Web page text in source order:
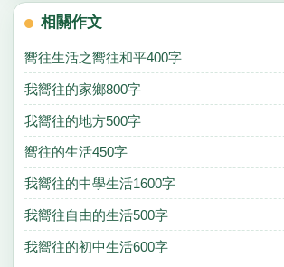
相關作文
嚮往生活之嚮往和平400字
我嚮往的家鄉800字
我嚮往的地方500字
嚮往的生活450字
我嚮往的中學生活1600字
我嚮往自由的生活500字
我嚮往的初中生活600字